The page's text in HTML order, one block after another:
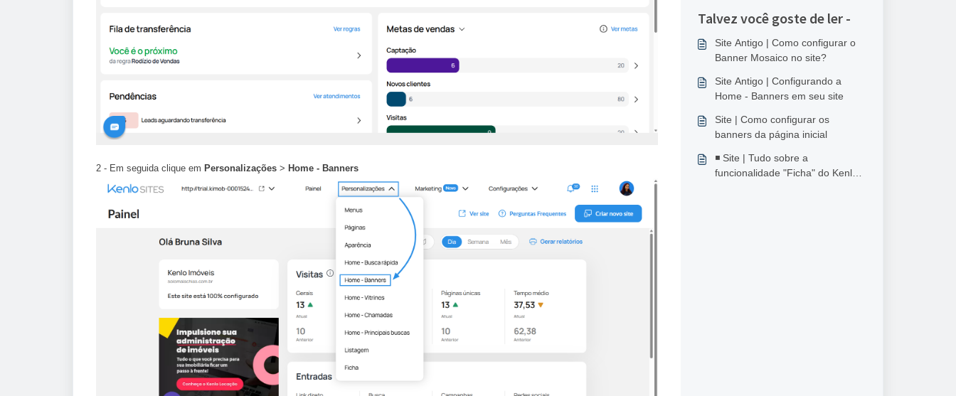
2 - Em seguida clique em Personalizações > Home - Banners
Talvez você goste de ler -
Site Antigo | Como configurar o
Banner Mosaico no site?
Site Antigo | Configurando a
Home - Banners em seu site
Site | Como configurar os
banners da página inicial
◾ Site | Tudo sobre a
funcionalidade "Ficha" do Kenlo